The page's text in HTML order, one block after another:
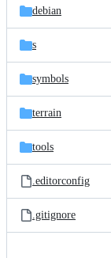
debian
s
symbols
terrain
tools
.editorconfig
.gitignore